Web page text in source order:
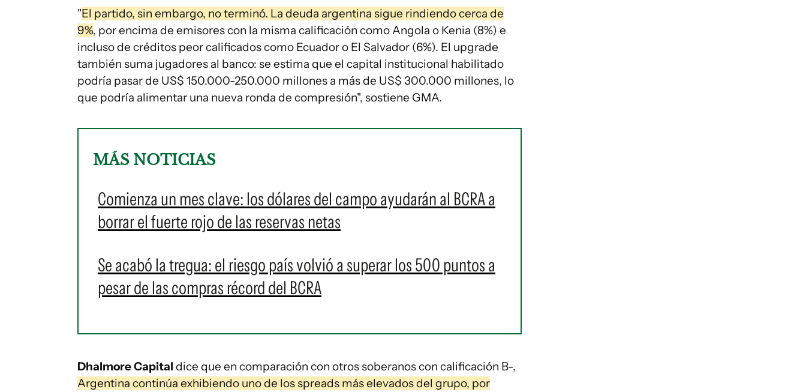
"El partido, sin embargo, no terminó. La deuda argentina sigue rindiendo cerca de
9%, por encima de emisores con la misma calificación como Angola o Kenia (8%) e
incluso de créditos peor calificados como Ecuador o El Salvador (6%). El upgrade
también suma jugadores al banco: se estima que el capital institucional habilitado
podría pasar de US$ 150.000-250.000 millones a más de US$ 300.000 millones, lo
que podría alimentar una nueva ronda de compresión", sostiene GMA.
MÁS NOTICIAS
Comienza un mes clave: los dólares del campo ayudarán al BCRA a
borrar el fuerte rojo de las reservas netas
Se acabó la tregua: el riesgo país volvió a superar los 500 puntos a
pesar de las compras récord del BCRA
Dhalmore Capital dice que en comparación con otros soberanos con calificación B-,
Argentina continúa exhibiendo uno de los spreads más elevados del grupo, por